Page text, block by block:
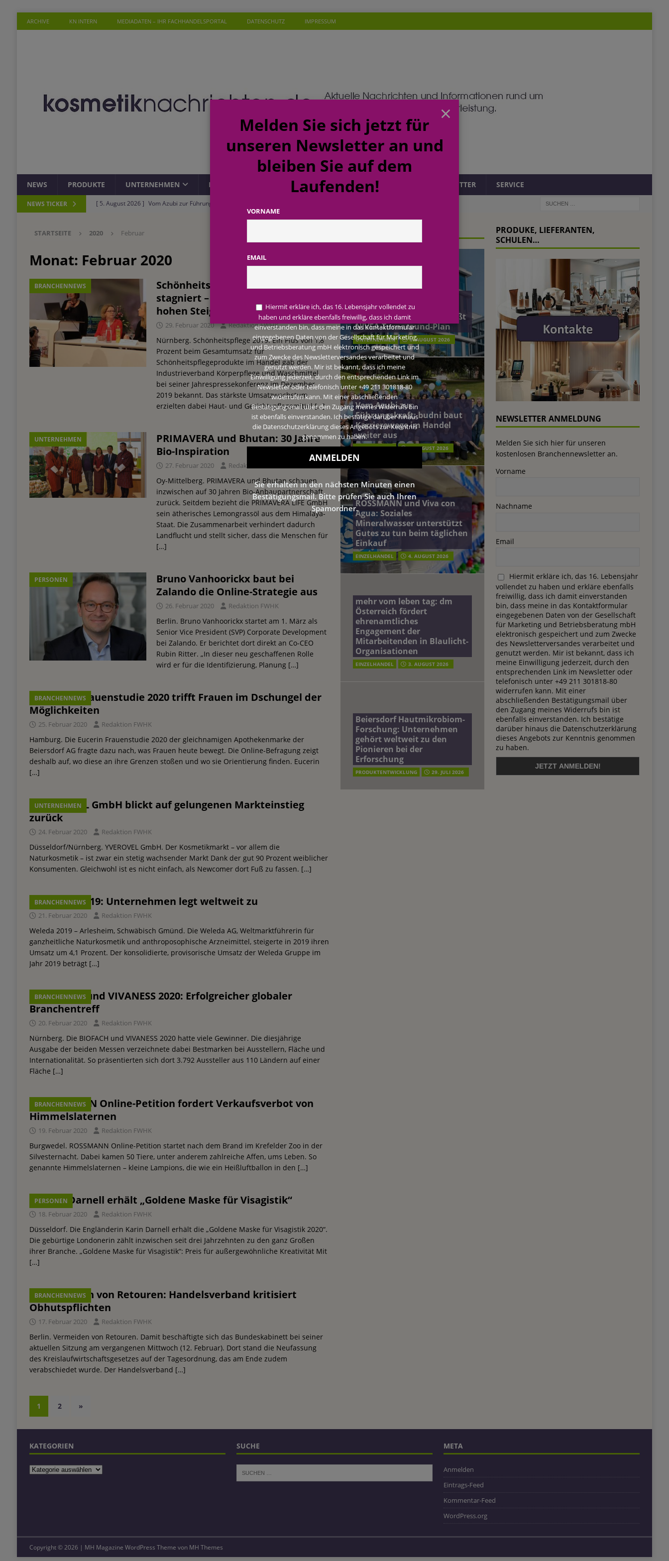
ARCHIVE KN INTERN MEDIADATEN – IHR FACHHANDELSPORTAL DATENSCHUTZ IMPRESSUM
NEWS PRODUKTE UNTERNEHMEN PERSONEN TERMINE KOMMENTAR NEWSLETTER SERVICE
NEWS TICKER [ 5. August 2026 ] Vom Azubi zur Führungskraft: budni baut Karrierewege im Handel weiter aus
ROSSMANN und Viva con Agua: Soziales Mineralwasser unterstützt Gutes zu tun beim täglichen
Einkauf
EINZELHANDEL
[ 3. August 2026 ] mehr vom leben tag: dm Österreich fördert ehrenamtliches Engagement der Mitarbeitenden in
Beiersdorf Hautmikrobiom-Forschung: Unternehmen gehört weltweit zu den Pionieren bei der
Erforschung
PRODUKTENTWICKLUNG
[ 6. August 2026 ]
Beiersdorf Jahresgeschäft 2026: Konzern passt Prognose an und beschließt NIVEA-Turnaround-Plan
UNTERNEHMEN
STARTSEITE 2020 Februar
Monat: Februar 2020
BRANCHENNEWS
Schönheitspflege 2019: Markt
stagniert – Naturkosmetik mit
hohen Steigerungsraten
29. Februar 2020 Redaktion FWHK
Nürnberg. Schönheitspflege 2019. Ein Plus von 1,8
Prozent beim Gesamtumsatz für
Schönheitspflegeprodukte im Handel gab der
Industrieverband Körperpflege und Waschmittel
bei seiner Jahrespressekonferenz im Dezember
2019 bekannt. Das stärkste Umsatzwachstum
erzielten dabei Haut- und Gesichtspflegemittel[…]
UNTERNEHMEN
PRIMAVERA und Bhutan: 30 Jahre
Bio-Inspiration
27. Februar 2020 Redaktion FWHK
Oy-Mittelberg. PRIMAVERA und Bhutan schauen
inzwischen auf 30 Jahren Bio-Anbaupartnerschaft
zurück. Seitdem bezieht die PRIMAVERA LIFE GmbH
sein ätherisches Lemongrassöl aus dem Himalaya-
Staat. Die Zusammenarbeit verhindert dadurch
Landflucht und stellt sicher, dass die Menschen für
[…]
PERSONEN
Bruno Vanhoorickx baut bei
Zalando die Online-Strategie aus
26. Februar 2020 Redaktion FWHK
Berlin. Bruno Vanhoorickx startet am 1. März als
Senior Vice President (SVP) Corporate Development
bei Zalando. Er berichtet dort direkt an Co-CEO
Rubin Ritter. „In dieser neu geschaffenen Rolle
wird er für die Identifizierung, Planung […]
BRANCHENNEWS
Eucerin Frauenstudie 2020 trifft Frauen im Dschungel der
Möglichkeiten
25. Februar 2020 Redaktion FWHK
Hamburg. Die Eucerin Frauenstudie 2020 der gleichnamigen Apothekenmarke der
Beiersdorf AG fragte dazu nach, was Frauen heute bewegt. Die Online-Befragung zeigt
deshalb auf, wo diese an ihre Grenzen stoßen und wo sie Orientierung finden. Eucerin
[…]
UNTERNEHMEN
YVEROVEL GmbH blickt auf gelungenen Markteinstieg
zurück
24. Februar 2020 Redaktion FWHK
Düsseldorf/Nürnberg. YVEROVEL GmbH. Der Kosmetikmarkt – vor allem die
Naturkosmetik – ist zwar ein stetig wachsender Markt Dank der gut 90 Prozent weiblicher
Konsumenten. Gleichwohl ist es nicht einfach, als Newcomer dort Fuß zu fassen. […]
BRANCHENNEWS
Weleda 2019: Unternehmen legt weltweit zu
21. Februar 2020 Redaktion FWHK
Weleda 2019 – Arlesheim, Schwäbisch Gmünd. Die Weleda AG, Weltmarktführerin für
ganzheitliche Naturkosmetik und anthroposophische Arzneimittel, steigerte in 2019 ihren
Umsatz um 4,1 Prozent. Der konsolidierte, provisorische Umsatz der Weleda Gruppe im
Jahr 2019 beträgt […]
BRANCHENNEWS
BIOFACH und VIVANESS 2020: Erfolgreicher globaler
Branchentreff
20. Februar 2020 Redaktion FWHK
Nürnberg. Die BIOFACH und VIVANESS 2020 hatte viele Gewinner. Die diesjährige
Ausgabe der beiden Messen verzeichnete dabei Bestmarken bei Ausstellern, Fläche und
Internationalität. So präsentierten sich dort 3.792 Aussteller aus 110 Ländern auf einer
Fläche […]
BRANCHENNEWS
ROSSMANN Online-Petition fordert Verkaufsverbot von
Himmelslaternen
19. Februar 2020 Redaktion FWHK
Burgwedel. ROSSMANN Online-Petition startet nach dem Brand im Krefelder Zoo in der
Silvesternacht. Dabei kamen 50 Tiere, unter anderem zahlreiche Affen, ums Leben. So
genannte Himmelslaternen – kleine Lampions, die wie ein Heißluftballon in den […]
PERSONEN
Karin Darnell erhält „Goldene Maske für Visagistik“
18. Februar 2020 Redaktion FWHK
Düsseldorf. Die Engländerin Karin Darnell erhält die „Goldene Maske für Visagistik 2020“.
Die gebürtige Londonerin zählt inzwischen seit drei Jahrzehnten zu den ganz Großen
ihrer Branche. „Goldene Maske für Visagistik“: Preis für außergewöhnliche Kreativität Mit
[…]
BRANCHENNEWS
Vermeiden von Retouren: Handelsverband kritisiert
Obhutspflichten
17. Februar 2020 Redaktion FWHK
Berlin. Vermeiden von Retouren. Damit beschäftigte sich das Bundeskabinett bei seiner
aktuellen Sitzung am vergangenen Mittwoch (12. Februar). Dort stand die Neufassung
des Kreislaufwirtschaftsgesetzes auf der Tagesordnung, das am Ende zudem
verabschiedet wurde. Der Handelsverband […]
1 2 »
2026: Konzern passt
Prognose an und beschließt
NIVEA-Turnaround-Plan
UNTERNEHMEN 6. AUGUST 2026
Vom Azubi zur
Führungskraft: budni baut
Karrierewege im Handel
weiter aus
EINZELHANDEL 5. AUGUST 2026
ROSSMANN und Viva con
Agua: Soziales
Mineralwasser unterstützt
Gutes zu tun beim täglichen
Einkauf
EINZELHANDEL 4. AUGUST 2026
mehr vom leben tag: dm
Österreich fördert
ehrenamtliches
Engagement der
Mitarbeitenden in Blaulicht-
Organisationen
EINZELHANDEL 3. AUGUST 2026
Beiersdorf Hautmikrobiom-
Forschung: Unternehmen
gehört weltweit zu den
Pionieren bei der
Erforschung
PRODUKTENTWICKLUNG 29. JULI 2026
PRODUKE, LIEFERANTEN,
SCHULEN…
NEWSLETTER ANMELDUNG
Melden Sie sich hier für unseren
kostenlosen Branchennewsletter an.
Vorname
Nachname
Email
Hiermit erkläre ich, das 16. Lebensjahr
vollendet zu haben und erkläre ebenfalls
freiwillig, dass ich damit einverstanden
bin, dass meine in das Kontaktformular
eingegebenen Daten von der Gesellschaft
für Marketing und Betriebsberatung mbH
elektronisch gespeichert und zum Zwecke
des Newsletterversandes verarbeitet und
genutzt werden. Mir ist bekannt, dass ich
meine Einwilligung jederzeit, durch den
entsprechenden Link im Newsletter oder
telefonisch unter +49 211 301818-80
widerrufen kann. Mit einer
abschließenden Bestätigungsmail über
den Zugang meines Widerrufs bin ist
ebenfalls einverstanden. Ich bestätige
darüber hinaus die Datenschutzerklärung
dieses Angebots zur Kenntnis genommen
zu haben.
KATEGORIEN SUCHE META
Anmelden
Eintrags-Feed
Kommentar-Feed
WordPress.org
Copyright © 2026 | MH Magazine WordPress Theme von MH Themes
×
Melden Sie sich jetzt für
unseren Newsletter an und
bleiben Sie auf dem
Laufenden!
VORNAME
EMAIL
Hiermit erkläre ich, das 16. Lebensjahr vollendet zu
haben und erkläre ebenfalls freiwillig, dass ich damit
einverstanden bin, dass meine in das Kontaktformular
eingegebenen Daten von der Gesellschaft für Marketing
und Betriebsberatung mbH elektronisch gespeichert und
zum Zwecke des Newsletterversandes verarbeitet und
genutzt werden. Mir ist bekannt, dass ich meine
Einwilligung jederzeit, durch den entsprechenden Link im
Newsletter oder telefonisch unter +49 211 301818-80
widerrufen kann. Mit einer abschließenden
Bestätigungsmail über den Zugang meines Widerrufs bin
ist ebenfalls einverstanden. Ich bestätige darüber hinaus
die Datenschutzerklärung dieses Angebots zur Kenntnis
genommen zu haben.
Sie erhalten in den nächsten Minuten einen
Bestätigungsmail. Bitte prüfen Sie auch Ihren
Spamordner.